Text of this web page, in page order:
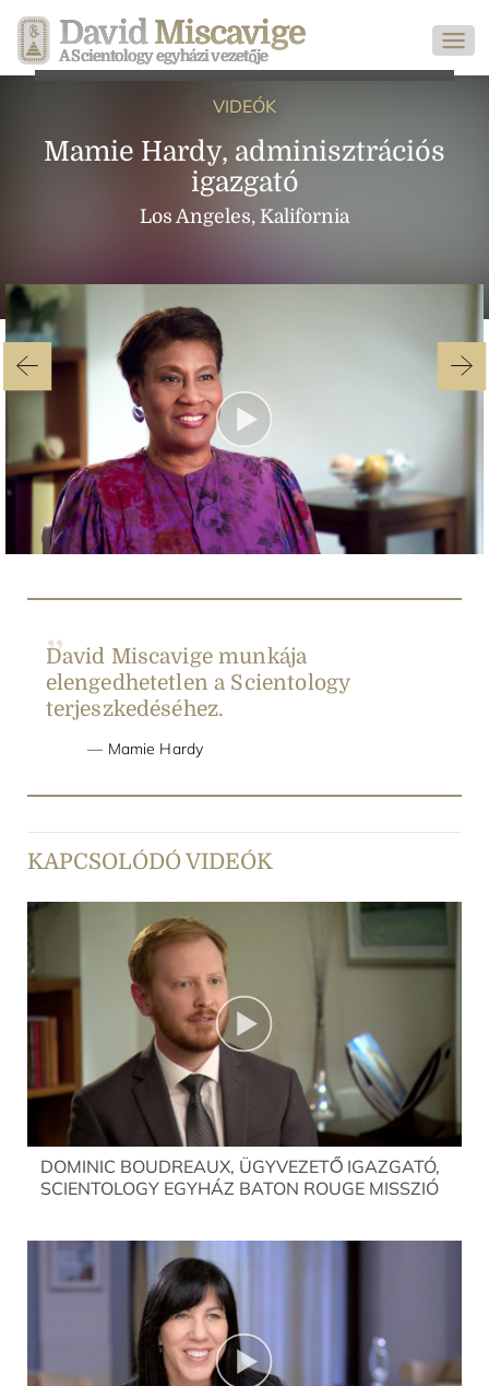
David Miscavige
A Scientology egyházi vezetője
VIDEÓK
Mamie Hardy, adminisztrációs
igazgató
Los Angeles, Kalifornia
Play
Video
David Miscavige munkája
elengedhetetlen a Scientology
terjeszkedéséhez.
Mamie Hardy
KAPCSOLÓDÓ VIDEÓK
DOMINIC BOUDREAUX, ÜGYVEZETŐ IGAZGATÓ,
SCIENTOLOGY EGYHÁZ BATON ROUGE MISSZIÓ